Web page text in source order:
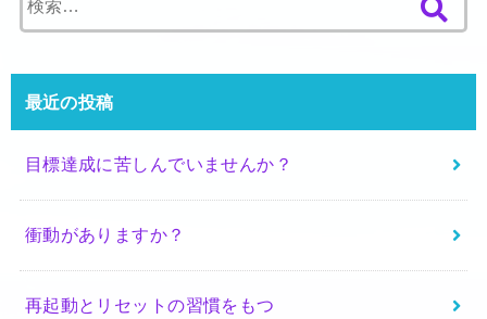
索
最近の投稿
目標達成に苦しんでいませんか？
衝動がありますか？
再起動とリセットの習慣をもつ